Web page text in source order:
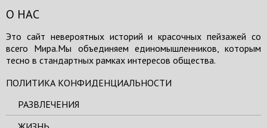
О НАС
Это сайт невероятных историй и красочных пейзажей со
всего Мира.Мы объединяем единомышленников, которым
тесно в стандартных рамках интересов общества.
ПОЛИТИКА КОНФИДЕНЦИАЛЬНОСТИ
РАЗВЛЕЧЕНИЯ